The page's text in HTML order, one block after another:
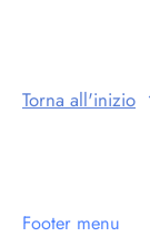
Torna all'inizio
Footer menu